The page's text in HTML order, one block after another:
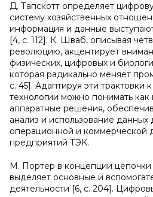
Д. Тапскотт определяет
систему хозяйственных
информация и данные
[4, с. 112]. К. Шваб, описывая
революцию, акцентирует
физических, цифровых и
которая радикально меняет
с. 45]. Адаптируя эти трактовки
технологии можно понимать
аппаратные решения,
анализ и использование данных
операционной и коммерческой
предприятий ТЭК.
М. Портер в концепции цепочки
выделяет основные и
деятельности [6, с. 204].